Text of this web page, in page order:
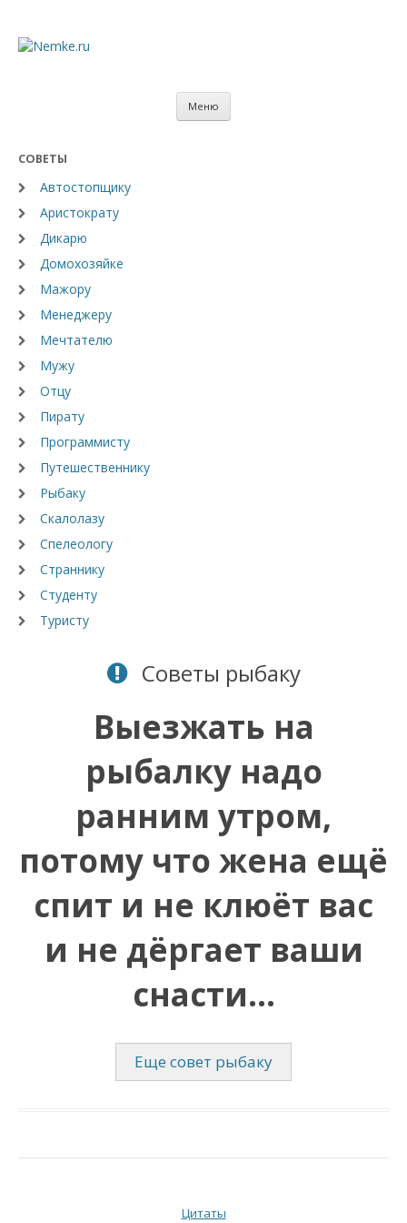
Меню
СОВЕТЫ
Автостопщику
Аристократу
Дикарю
Домохозяйке
Мажору
Менеджеру
Мечтателю
Мужу
Отцу
Пирату
Программисту
Путешественнику
Рыбаку
Скалолазу
Спелеологу
Страннику
Студенту
Туристу
Советы рыбаку
Выезжать на
рыбалку надо
ранним утром,
потому что жена ещё
спит и не клюёт вас
и не дёргает ваши
снасти…
Еще совет рыбаку
Цитаты